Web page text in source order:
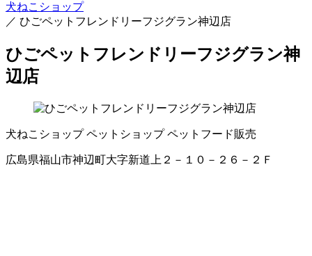
犬ねこショップ
／ ひごペットフレンドリーフジグラン神辺店
ひごペットフレンドリーフジグラン神
辺店
犬ねこショップ ペットショップ ペットフード販売
広島県福山市神辺町大字新道上２－１０－２６－２Ｆ